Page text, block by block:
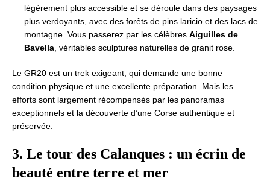
légèrement plus accessible et se déroule dans des paysages
plus verdoyants, avec des forêts de pins laricio et des lacs de
montagne. Vous passerez par les célèbres Aiguilles de
Bavella , véritables sculptures naturelles de granit rose.
Le GR20 est un trek exigeant, qui demande une bonne
condition physique et une excellente préparation. Mais les
efforts sont largement récompensés par les panoramas
exceptionnels et la découverte d’une Corse authentique et
préservée.
3. Le tour des Calanques : un écrin de
beauté entre terre et mer